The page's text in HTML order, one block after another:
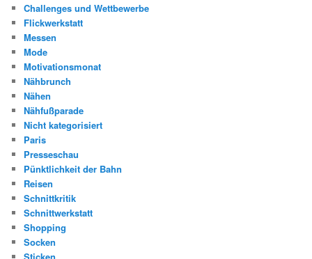
Challenges und Wettbewerbe
Flickwerkstatt
Messen
Mode
Motivationsmonat
Nähbrunch
Nähen
Nähfußparade
Nicht kategorisiert
Paris
Presseschau
Pünktlichkeit der Bahn
Reisen
Schnittkritik
Schnittwerkstatt
Shopping
Socken